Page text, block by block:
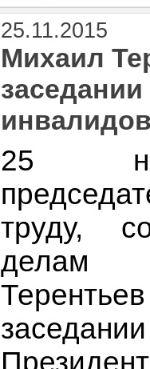
25.11.2015
Михаил
25
труду,
делам